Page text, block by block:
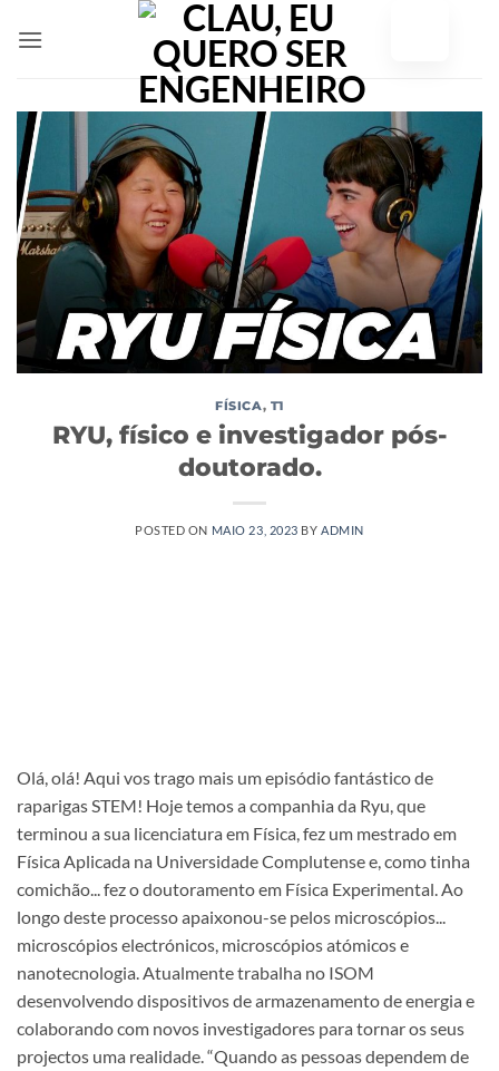
para
FÍSICA, T1
RYU, físico e investigador pós-
doutorado.
POSTED ON MAIO 23, 2023 BYADMIN
Olá, olá! Aqui vos trago mais um episódio fantástico de
raparigas STEM! Hoje temos a companhia da Ryu, que
terminou a sua licenciatura em Física, fez um mestrado em
Física Aplicada na Universidade Complutense e, como tinha
comichão... fez o doutoramento em Física Experimental. Ao
longo deste processo apaixonou-se pelos microscópios...
microscópios electrónicos, microscópios atómicos e
nanotecnologia. Atualmente trabalha no ISOM
desenvolvendo dispositivos de armazenamento de energia e
colaborando com novos investigadores para tornar os seus
projectos uma realidade. “Quando as pessoas dependem de